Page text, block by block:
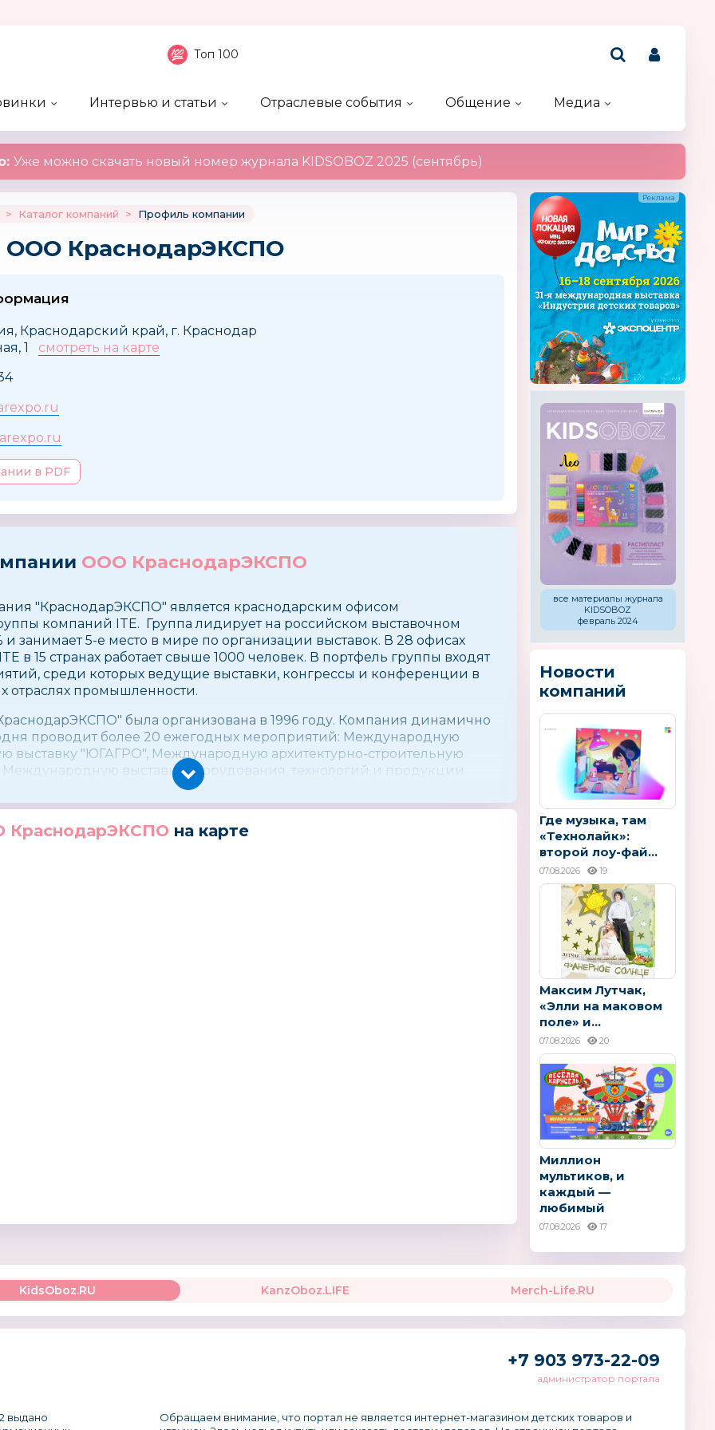
Топ 100
Интервью и статьи
Отраслевые события
Общение
Медиа
Уже можно скачать новый номер журнала KIDSOBOZ 2025 (сентябрь)
> Каталог компаний > Профиль компании
ООО КраснодарЭКСПО
Краснодарский край, г. Краснодар
1 смотреть на карте
в PDF
ООО КраснодарЭКСПО
″КраснодарЭКСПО″ является краснодарским офисом
компаний ITE. Группа лидирует на российском выставочном
и занимает 5-е место в мире по организации выставок. В 28 офисах
в 15 странах работает свыше 1000 человек. В портфель группы входят
среди которых ведущие выставки, конгрессы и конференции в
отраслях промышленности.
была организована в 1996 году. Компания динамично
проводит более 20 ежегодных мероприятий: Международную
выставку ″ЮГАГРО″, Международную архитектурно-строительную
Международную выставку оборудования, технологий и продукции
виноделия Vinorus. Vinotech, Международную выставку оборудования,
деревообрабатывающей и мебельной промышленности UMIDS,
КраснодарЭКСПО на карте
все материалы журнала
KIDSOBOZ
февраль 2024
Новости
компаний
Где музыка, там
«Технолайк»:
второй лоу-фай...
07.08.2026 19
Максим Лутчак,
«Элли на маковом
поле» и...
07.08.2026 20
Миллион
мультиков, и
каждый —
любимый
07.08.2026 17
KidsOboz.RU KanzOboz.LIFE Merch-Life.RU
+7 903 973-22-09
администратор портала
выдано
Обращаем внимание, что портал не является интернет-магазином детских товаров и